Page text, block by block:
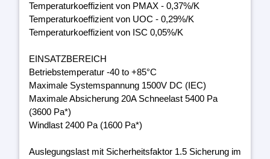
Temperaturkoeffizient von PMAX - 0,37%/K
Temperaturkoeffizient von UOC - 0,29%/K
Temperaturkoeffizient von ISC 0,05%/K
EINSATZBEREICH
Betriebstemperatur -40 to +85°C
Maximale Systemspannung 1500V DC (IEC)
Maximale Absicherung 20A Schneelast 5400 Pa
(3600 Pa*)
Windlast 2400 Pa (1600 Pa*)
Auslegungslast mit Sicherheitsfaktor 1.5 Sicherung im